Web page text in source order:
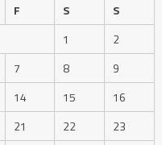
F S
S
1
2
7 8
9
14 15
16
21 22
23